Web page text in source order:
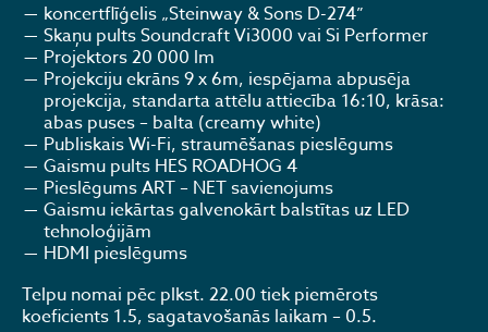
koncertflīģelis „Steinway & Sons D-274”
Skaņu pults Soundcraft Vi3000 vai Si Performer
Projektors 20 000 lm
Projekciju ekrāns 9 x 6m, iespējama abpusēja
projekcija, standarta attēlu attiecība 16:10, krāsa:
abas puses – balta (creamy white)
Publiskais Wi-Fi, straumēšanas pieslēgums
Gaismu pults HES ROADHOG 4
Pieslēgums ART – NET savienojums
Gaismu iekārtas galvenokārt balstītas uz LED
tehnoloģijām
HDMI pieslēgums
Telpu nomai pēc plkst. 22.00 tiek piemērots
koeficients 1.5, sagatavošanās laikam – 0.5.